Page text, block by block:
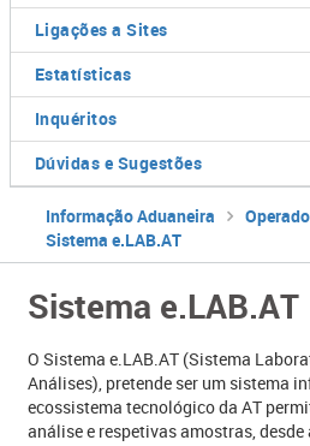
Ligações a Sites
Estatísticas
Inquéritos
Dúvidas e Sugestões
Informação Aduaneira
Sistema e.LAB.AT
Sistema e.LAB.AT
​O Sistema e.LAB.AT (Sistema
Análises), pretende ser um sistema
ecossistema tecnológico da AT
análise e respetivas amostras,